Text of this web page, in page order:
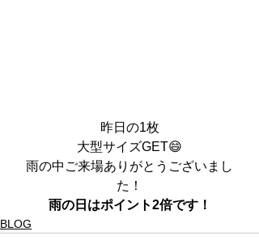
昨日の1枚
大型サイズGET😄
雨の中ご来場ありがとうございまし
た！
雨の日はポイント2倍です！
BLOG